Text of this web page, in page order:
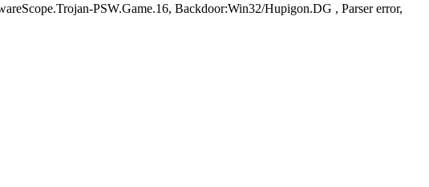
PSW.Game.16, Backdoor:Win32/Hupigon.DG , Parser error,